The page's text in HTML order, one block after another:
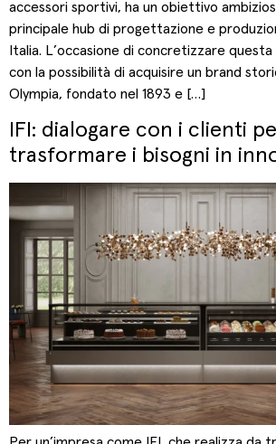
accessori sportivi, ha un obiettivo
principale hub di progettazione e
Italia. L’occasione di concretizzare
con la possibilità di acquisire un brand
Olympia, fondato nel 1893 e […]
IFI: dialogare con i clienti
trasformare i bisogni in